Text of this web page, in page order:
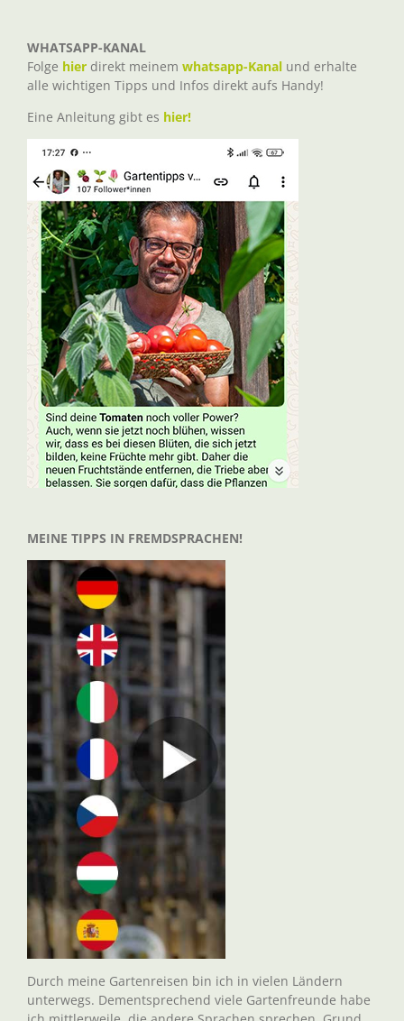
WHATSAPP-KANAL
Folge hier direkt meinem whatsapp-Kanal und erhalte
alle wichtigen Tipps und Infos direkt aufs Handy!
Eine Anleitung gibt es hier!
MEINE TIPPS IN FREMDSPRACHEN!
Durch meine Gartenreisen bin ich in vielen Ländern
unterwegs. Dementsprechend viele Gartenfreunde habe